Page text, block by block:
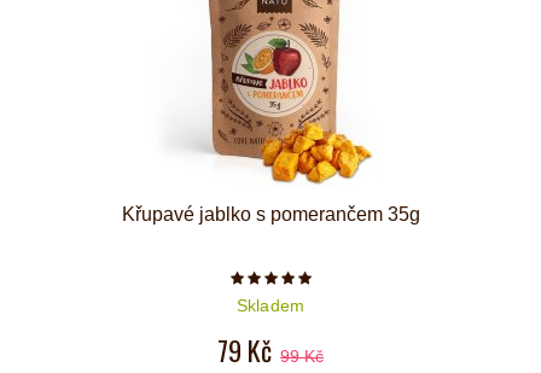
Křupavé jablko s pomerančem 35g
Počet hvězdiček je 5 z 5
Skladem
79 Kč 99 Kč